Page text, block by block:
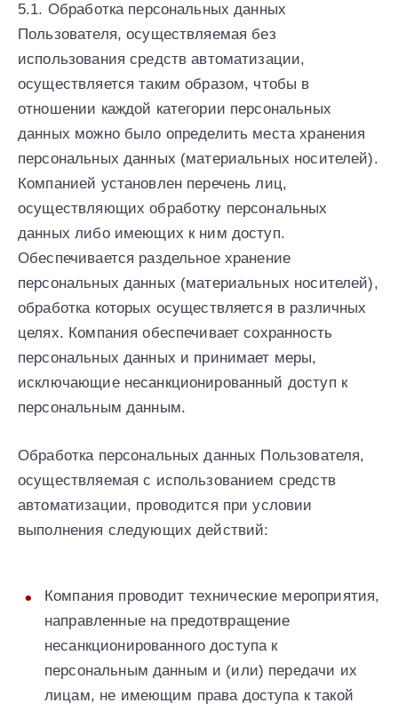
5.1. Обработка персональных данных
Пользователя, осуществляемая без
использования средств автоматизации,
осуществляется таким образом, чтобы в
отношении каждой категории персональных
данных можно было определить места хранения
персональных данных (материальных носителей).
Компанией установлен перечень лиц,
осуществляющих обработку персональных
данных либо имеющих к ним доступ.
Обеспечивается раздельное хранение
персональных данных (материальных носителей),
обработка которых осуществляется в различных
целях. Компания обеспечивает сохранность
персональных данных и принимает меры,
исключающие несанкционированный доступ к
персональным данным.
Обработка персональных данных Пользователя,
осуществляемая с использованием средств
автоматизации, проводится при условии
выполнения следующих действий:
Компания проводит технические мероприятия,
направленные на предотвращение
несанкционированного доступа к
персональным данным и (или) передачи их
лицам, не имеющим права доступа к такой